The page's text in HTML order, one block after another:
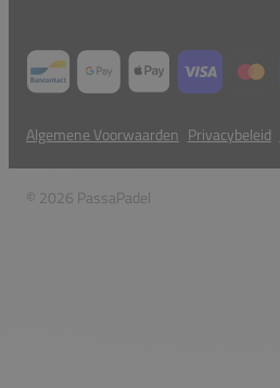
Algemene Voorwaarden Privacybeleid
© 2026 PassaPadel